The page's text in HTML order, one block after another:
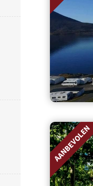
AANBEVOLEN